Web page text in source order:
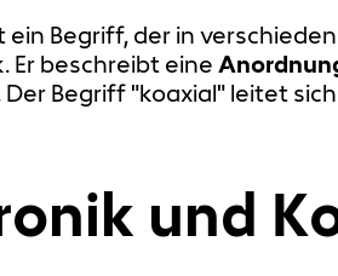
ein Begriff, der in
Er beschreibt eine
Der Begriff "koaxial" leitet
und